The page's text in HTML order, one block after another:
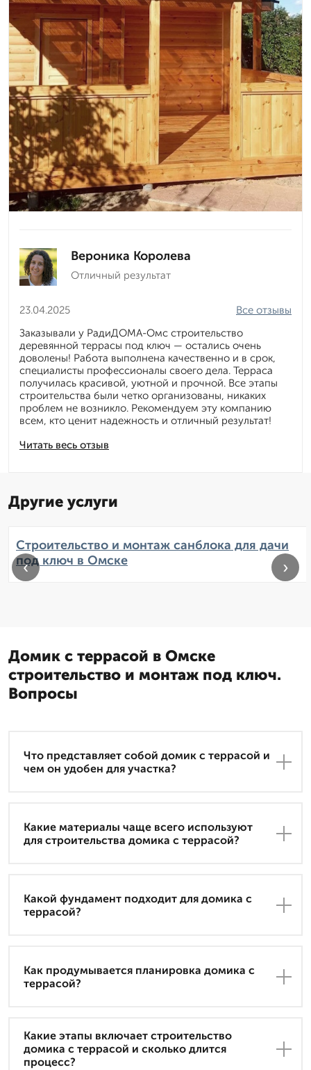
Вероника Королева
Отличный результат
23.04.2025
Читать весь отзыв
Все отзывы
Заказывали у РадиДОМА-Омс строительство
деревянной террасы под ключ — остались очень
доволены! Работа выполнена качественно и в срок,
специалисты профессионалы своего дела. Терраса
получилась красивой, уютной и прочной. Все этапы
строительства были четко организованы, никаких
проблем не возникло. Рекомендуем эту компанию
всем, кто ценит надежность и отличный результат!
Другие услуги
Строительство и монтаж санблока для дачи
под ключ в Омске
‹ ›
Домик с террасой в Омске
строительство и монтаж под ключ.
Вопросы
Что представляет собой домик с террасой и
чем он удобен для участка?
Какие материалы чаще всего используют
для строительства домика с террасой?
Какой фундамент подходит для домика с
террасой?
Как продумывается планировка домика с
террасой?
Какие этапы включает строительство
домика с террасой и сколько длится
процесс?